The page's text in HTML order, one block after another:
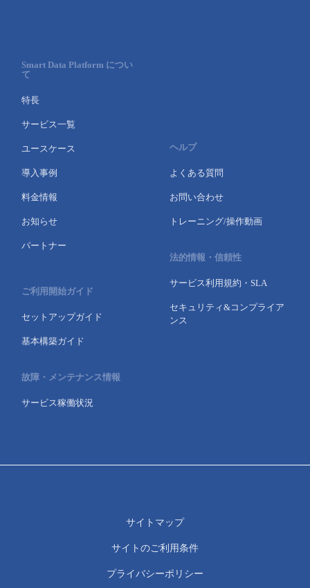
Smart Data Platform につい
て
特長
サービス一覧
ユースケース
導入事例
料金情報
お知らせ
パートナー
ご利用開始ガイド
セットアップガイド
基本構築ガイド
故障・メンテナンス情報
サービス稼働状況
ヘルプ
よくある質問
お問い合わせ
トレーニング/操作動画
法的情報・信頼性
サービス利用規約・SLA
セキュリティ&コンプライア
ンス
サイトマップ
サイトのご利用条件
プライバシーポリシー